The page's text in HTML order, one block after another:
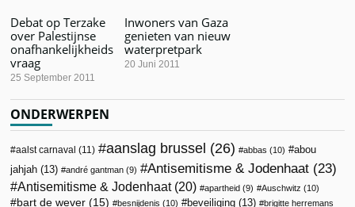
Debat op Terzake
over Palestijnse
onafhankelijkheids
vraag
25 September 2011
Inwoners van Gaza
genieten van nieuw
waterpretpark
20 Juni 2011
ONDERWERPEN
aalst carnaval (11) aanslag brussel (26) abbas (10)
abou
jahjah (13) andré gantman (9) Antisemitisme & Jodenhaat (23)
Antisemitisme & Jodenhaat(20) apartheid (9) Auschwitz (10)
bart de wever (15) besnijdenis (10) beveiliging (13)
brigitte herremans